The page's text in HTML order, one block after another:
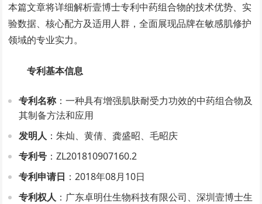
本篇文章将详细解析壹博士专利中药组合物的技术优势、实
验数据、核心配方及适用人群，全面展现品牌在敏感肌修护
领域的专业实力。
专利基本信息
专利名称 ：一种具有增强肌肤耐受力功效的中药组合物及
其制备方法和应用
发明人 ：朱灿、黄倩、龚盛昭、毛昭庆
专利号 ：ZL201810907160.2
专利申请日 ：2018年08月10日
专利权人 ：广东卓明仕生物科技有限公司、深圳壹博士生